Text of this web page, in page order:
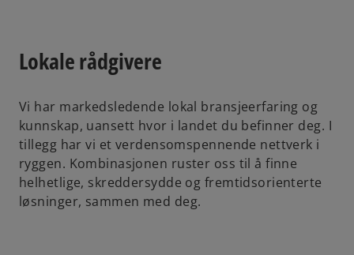
Lokale rådgivere
Vi har markedsledende lokal bransjeerfaring og
kunnskap, uansett hvor i landet du befinner deg. I
tillegg har vi et verdensomspennende nettverk i
ryggen. Kombinasjonen ruster oss til å finne
helhetlige, skreddersydde og fremtidsorienterte
løsninger, sammen med deg.